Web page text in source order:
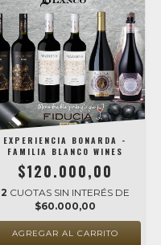
EXPERIENCIA BONARDA -
FAMILIA BLANCO WINES
$120.000,00
2 CUOTAS SIN INTERÉS DE
$60.000,00